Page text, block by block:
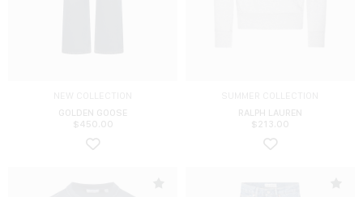
GOLDEN GOOSE
$ 450.00
RALPH LAUREN
$ 213.00